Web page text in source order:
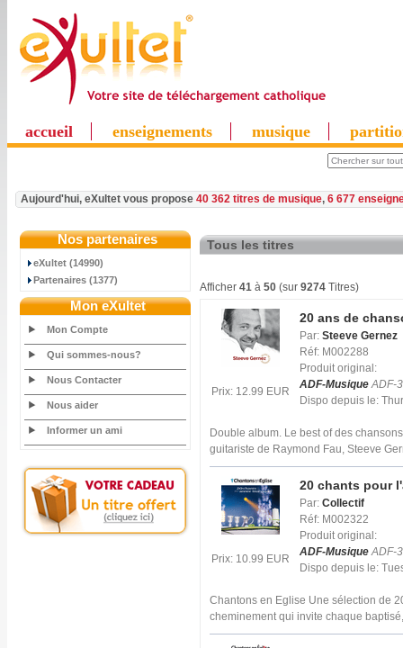
accueil enseignements musique
Aujourd'hui, eXultet vous propose 40 362 titres de musique, 6 677
Nos partenaires
eXultet (14990)
Partenaires (1377)
Mon eXultet
Mon Compte
Qui sommes-nous?
Nous Contacter
Nous aider
Informer un ami
Tous les titres
Afficher 41 à 50 (sur 9274 Titres)
Prix: 12.99 EUR
20 ans de
Par: Steeve Gernez
Réf: M002288
Produit original:
ADF-MusiqueADF-
Dispo depuis le:
Double album. Le best of des
guitariste de Raymond Fau, Steeve
Prix: 10.99 EUR
20 chants pour
Par: Collectif
Réf: M002322
Produit original:
ADF-MusiqueADF-
Dispo depuis le:
Chantons en Eglise Une sélection de
cheminement qui invite chaque